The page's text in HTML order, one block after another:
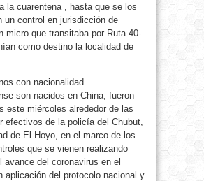
la cuarentena , hasta que se los
un control en jurisdicción de
micro que transitaba por Ruta 40-
como destino la localidad de
con nacionalidad
son nacidos en China, fueron
este miércoles alrededor de las
efectivos de la policía del Chubut,
de El Hoyo, en el marco de los
que se vienen realizando
avance del coronavirus en el
aplicación del protocolo nacional y